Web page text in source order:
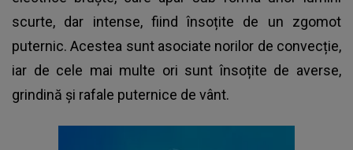
scurte, dar intense, fiind însoțite de un zgomot
puternic. Acestea sunt asociate norilor de convecție,
iar de cele mai multe ori sunt însoțite de averse,
grindină și rafale puternice de vânt.